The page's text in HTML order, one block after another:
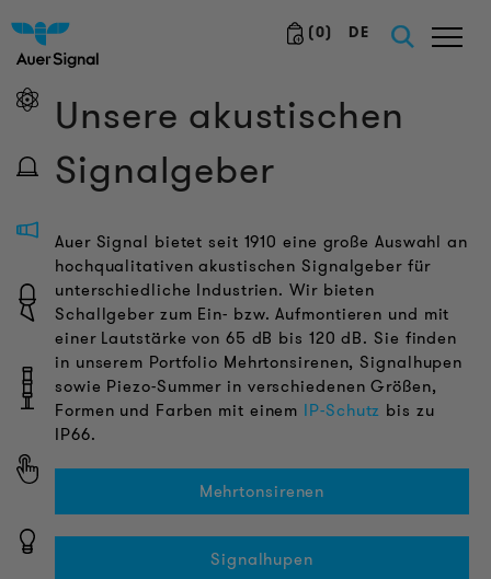
(0) DE
Unsere akustischen
Signalgeber
Auer Signal bietet seit 1910 eine große Auswahl an
hochqualitativen akustischen Signalgeber für
unterschiedliche Industrien. Wir bieten
Schallgeber zum Ein- bzw. Aufmontieren und mit
einer Lautstärke von 65 dB bis 120 dB. Sie finden
in unserem Portfolio Mehrtonsirenen, Signalhupen
sowie Piezo-Summer in verschiedenen Größen,
Formen und Farben mit einem IP-Schutz bis zu
IP66.
Mehrtonsirenen
Signalhupen